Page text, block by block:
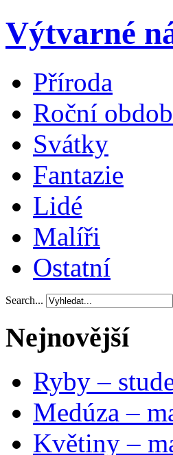
Výtvarné
Příroda
Roční
Svátky
Fantazie
Lidé
Malíři
Ostatní
Search...
Nejnovější
Ryby –
Medúza –
Květiny –